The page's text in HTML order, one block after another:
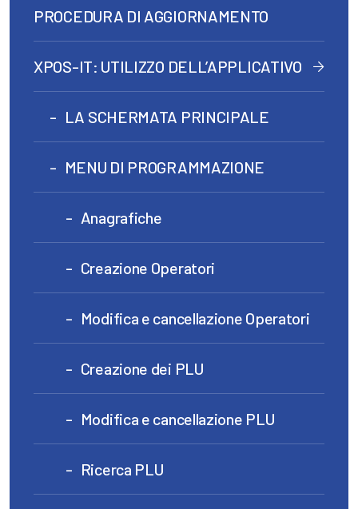
PROCEDURA DI AGGIORNAMENTO
XPOS-IT: UTILIZZO DELL’APPLICATIVO
LA SCHERMATA PRINCIPALE
MENU DI PROGRAMMAZIONE
Anagrafiche
Creazione Operatori
Modifica e cancellazione Operatori
Creazione dei PLU
Modifica e cancellazione PLU
Ricerca PLU